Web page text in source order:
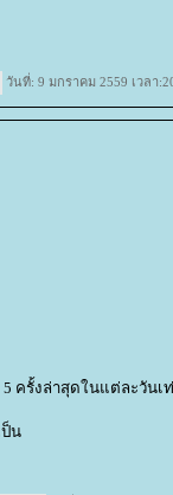
วันที่: 9 มกราคม 2559 เวลา
ครั้งล่าสุดในแต่ละวันเ
ป็น